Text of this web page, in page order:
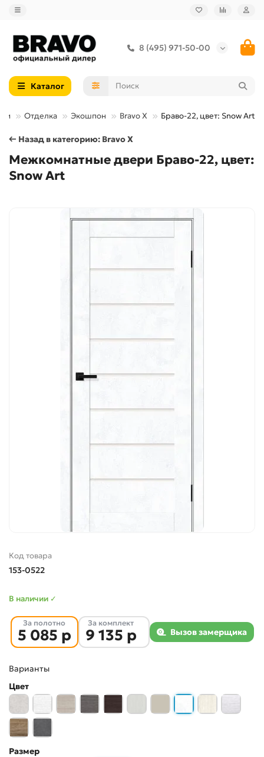
8 (495) 971-50-00
Каталог
Отделка Экошпон Bravo X Браво-22, цвет: Snow Art
← Назад в категорию: Bravo X
Межкомнатные двери Браво-22, цвет:
Snow Art
Код товара
153-0522
В наличии ✓
За полотно
5 085 р
За комплект
9 135 р Вызов замерщика
Варианты
Цвет
Размер